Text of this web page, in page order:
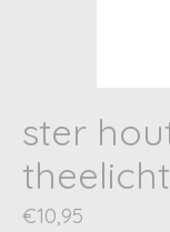
ster
€10,95